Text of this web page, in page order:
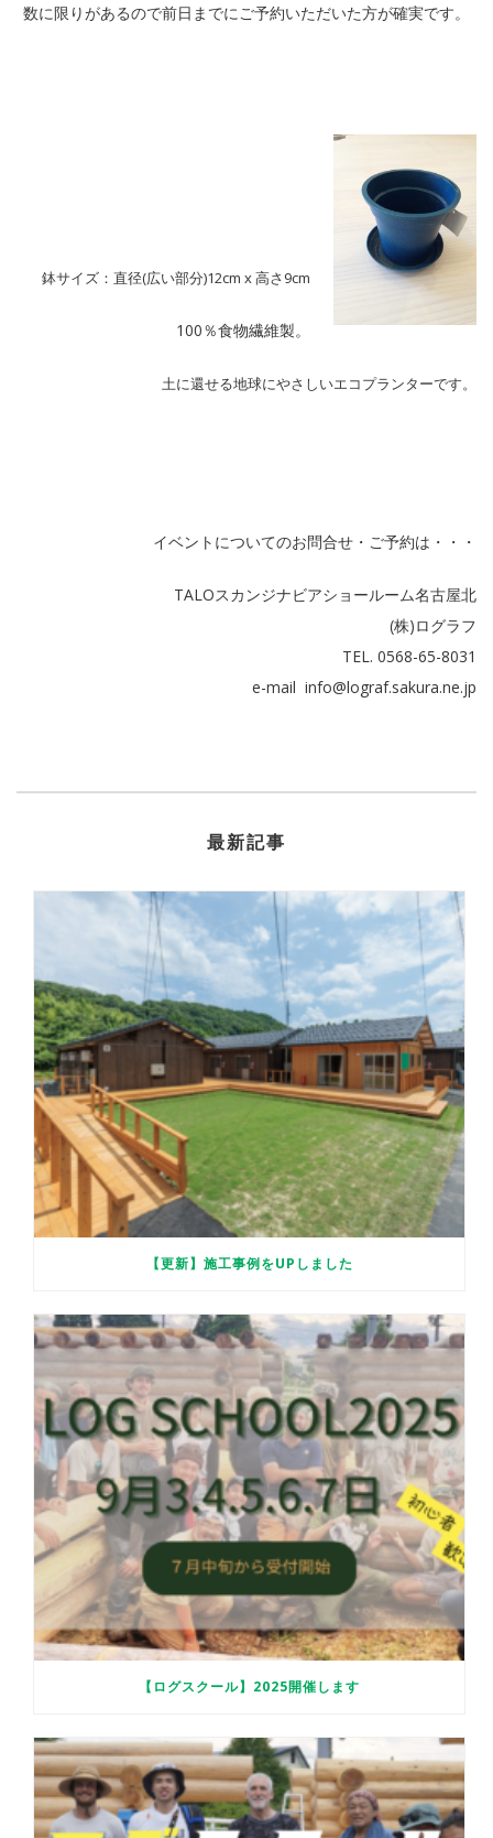
数に限りがあるので前日までにご予約いただいた方が確実です。
鉢サイズ：直径(広い部分)12cm x 高さ9cm
100％食物繊維製。
土に還せる地球にやさしいエコプランターです。
イベントについてのお問合せ・ご予約は・・・
TALOスカンジナビアショールーム名古屋北
(株)ログラフ
TEL. 0568-65-8031
e-mail info@lograf.sakura.ne.jp
最新記事
【更新】施工事例をUPしました
【ログスクール】2025開催します